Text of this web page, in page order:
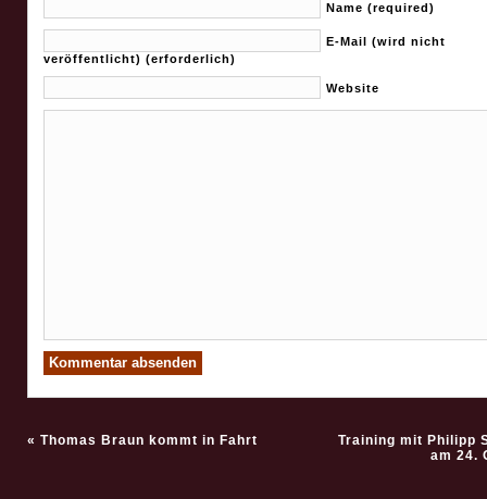
Name (required)
E-Mail (wird nicht
veröffentlicht) (erforderlich)
Website
« Thomas Braun kommt in Fahrt
Training mit Philipp
am 24.